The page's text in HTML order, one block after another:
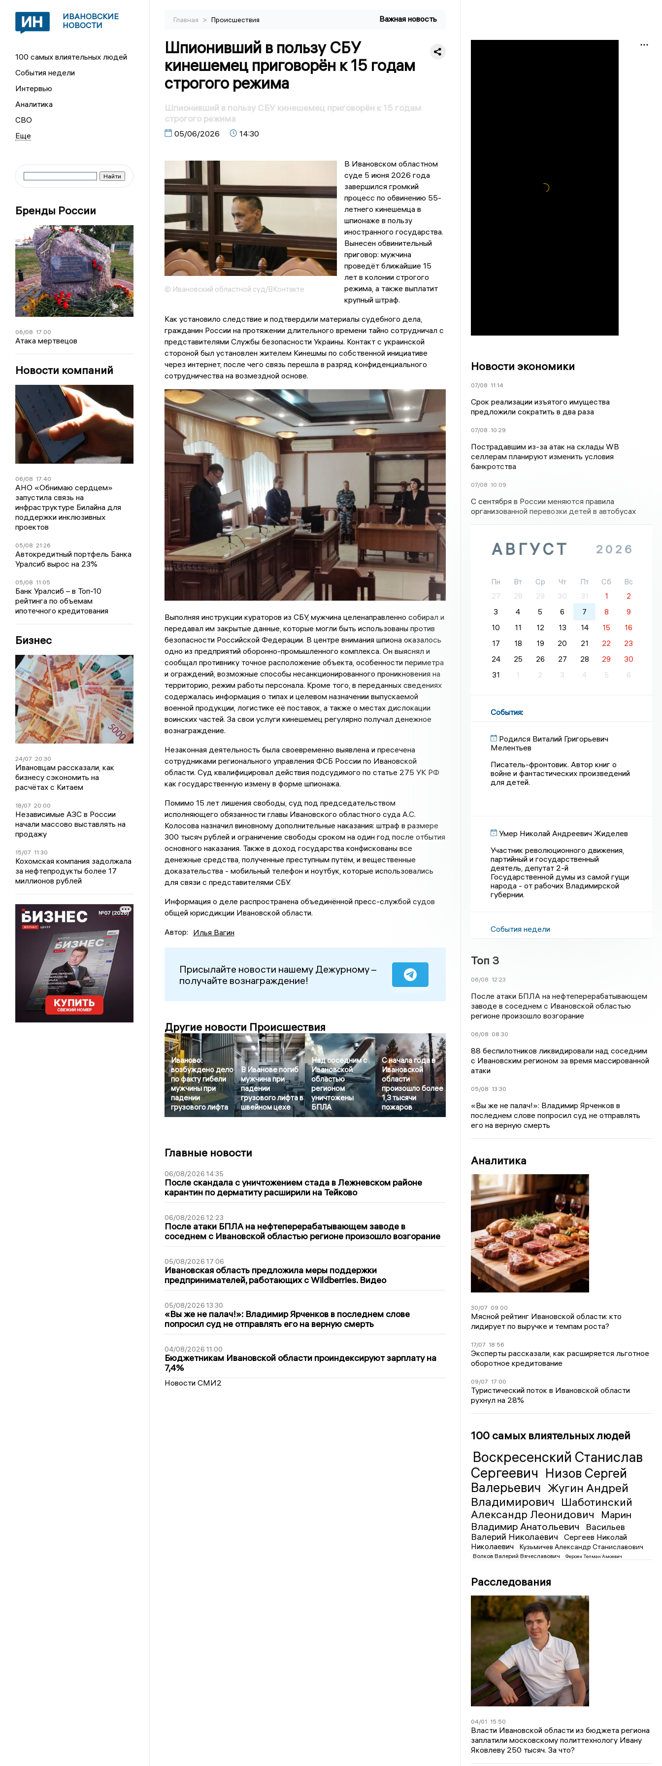
ИВАНОВСКИЕ
НОВОСТИ
100 самых влиятельных людей
События недели
Интервью
Аналитика
СВО
Бренды России
06/08 17:00
Атака мертвецов
Новости компаний
06/08 17:40
АНО «Обнимаю сердцем»
запустила связь на
инфраструктуре Билайна для
поддержки инклюзивных
проектов
05/08 21:26
Автокредитный портфель Банка
Уралсиб вырос на 23%
05/08 11:05
Банк Уралсиб – в Топ-10
рейтинга по объемам
ипотечного кредитования
Бизнес
24/07 20:30
Ивановцам рассказали, как
бизнесу сэкономить на
расчётах с Китаем
18/07 20:00
Независимые АЗС в России
начали массово выставлять на
продажу
15/07 11:30
Кохомская компания задолжала
за нефтепродукты более 17
миллионов рублей
Главная > Происшествия Важная новость
Шпионивший в пользу СБУ
кинешемец приговорён к 15 годам
строгого режима
Шпионивший в пользу СБУ кинешемец приговорён к 15 годам
строгого режима
05/06/2026 14:30
© Ивановский областной суд/ВКонтакте
В Ивановском областном
суде 5 июня 2026 года
завершился громкий
процесс по обвинению 55-
летнего кинешемца в
шпионаже в пользу
иностранного государства.
Вынесен обвинительный
приговор: мужчина
проведёт ближайшие 15
лет в колонии строгого
режима, а также выплатит
крупный штраф.
Как установило следствие и подтвердили материалы судебного дела,
гражданин России на протяжении длительного времени тайно сотрудничал с
представителями Службы безопасности Украины. Контакт с украинской
стороной был установлен жителем Кинешмы по собственной инициативе
через интернет, после чего связь перешла в разряд конфиденциального
сотрудничества на возмездной основе.
Выполняя инструкции кураторов из СБУ, мужчина целенаправленно собирал и
передавал им закрытые данные, которые могли быть использованы против
безопасности Российской Федерации. В центре внимания шпиона оказалось
одно из предприятий оборонно-промышленного комплекса. Он выяснял и
сообщал противнику точное расположение объекта, особенности периметра
и ограждений, возможные способы несанкционированного проникновения на
территорию, режим работы персонала. Кроме того, в переданных сведениях
содержалась информация о типах и целевом назначении выпускаемой
военной продукции, логистике её поставок, а также о местах дислокации
воинских частей. За свои услуги кинешемец регулярно получал денежное
вознаграждение.
Незаконная деятельность была своевременно выявлена и пресечена
сотрудниками регионального управления ФСБ России по Ивановской
области. Суд квалифицировал действия подсудимого по статье 275 УК РФ
как государственную измену в форме шпионажа.
Помимо 15 лет лишения свободы, суд под председательством
исполняющего обязанности главы Ивановского областного суда А.С.
Колосова назначил виновному дополнительные наказания: штраф в размере
300 тысяч рублей и ограничение свободы сроком на один год после отбытия
основного наказания. Также в доход государства конфискованы все
денежные средства, полученные преступным путём, и вещественные
доказательства - мобильный телефон и ноутбук, которые использовались
для связи с представителями СБУ.
Информация о деле распространена объединённой пресс-службой судов
общей юрисдикции Ивановской области.
Автор: Илья Вагин
Присылайте новости нашему Дежурному –
получайте вознаграждение!
Другие новости Происшествия
Иваново:
возбуждено дело
по факту гибели
мужчины при
падении
грузового лифта
В Иванове погиб
мужчина при
падении
грузового лифта в
швейном цехе
Над соседним с
Ивановской
областью
регионом
уничтожены
БПЛА
С начала года в
Ивановской
области
произошло более
1,3 тысячи
пожаров
Главные новости
06/08/2026 14:35
После скандала с уничтожением стада в Лежневском районе
карантин по дерматиту расширили на Тейково
06/08/2026 12:23
После атаки БПЛА на нефтеперерабатывающем заводе в
соседнем с Ивановской областью регионе произошло возгорание
05/08/2026 17:06
Ивановская область предложила меры поддержки
предпринимателей, работающих с Wildberries. Видео
05/08/2026 13:30
«Вы же не палач!»: Владимир Ярченков в последнем слове
попросил суд не отправлять его на верную смерть
04/08/2026 11:00
Бюджетникам Ивановской области проиндексируют зарплату на
7,4%
Новости СМИ2
Новости экономики
07/08 11:14
Срок реализации изъятого имущества
предложили сократить в два раза
07/08 10:29
Пострадавшим из-за атак на склады WВ
селлерам планируют изменить условия
банкротства
07/08 10:09
С сентября в России меняются правила
организованной перевозки детей в автобусах
АВГУСТ 2026
Пн Вт Ср Чт Пт Сб
Вс
27
28 29 30 31 1
2
3
4 5 6 7 8
9
10
11 12 13 14 15
16
17
18 19 20 21 22
23
24
25 26 27 28 29
30
31
1 2 3 4 5 6
События:
Родился Виталий Григорьевич
Мелентьев
Писатель-фронтовик. Автор книг о
войне и фантастических произведений
для детей.
Умер Николай Андреевич Жиделев
Участник революционного движения,
партийный и государственный
деятель, депутат 2-й
Государственной думы из самой гущи
народа - от рабочих Владимирской
губернии.
События недели
Топ 3
06/08 12:23
После атаки БПЛА на нефтеперерабатывающем
заводе в соседнем с Ивановской областью
регионе произошло возгорание
06/08 08:30
88 беспилотников ликвидировали над соседним
с Ивановским регионом за время массированной
атаки
05/08 13:30
«Вы же не палач!»: Владимир Ярченков в
последнем слове попросил суд не отправлять
его на верную смерть
Аналитика
30/07 09:00
Мясной рейтинг Ивановской области: кто
лидирует по выручке и темпам роста?
17/07 18:56
Эксперты рассказали, как расширяется льготное
оборотное кредитование
09/07 17:00
Туристический поток в Ивановской области
рухнул на 28%
100 самых влиятельных людей
Воскресенский Станислав
Сергеевич Низов Сергей
Валерьевич Жугин Андрей
Владимирович
Шаботинский
Александр Леонидович
Марин
Владимир Анатольевич
Васильев
Валерий Николаевич
Сергеев Николай
Николаевич
Кузьмичев Александр Станиславович
Волков Валерий Вячеславович Фероян Телман Амоевич
Расследования
04/01 15:50
Власти Ивановской области из бюджета региона
заплатили московскому политтехнологу Ивану
Яковлеву 250 тысяч. За что?